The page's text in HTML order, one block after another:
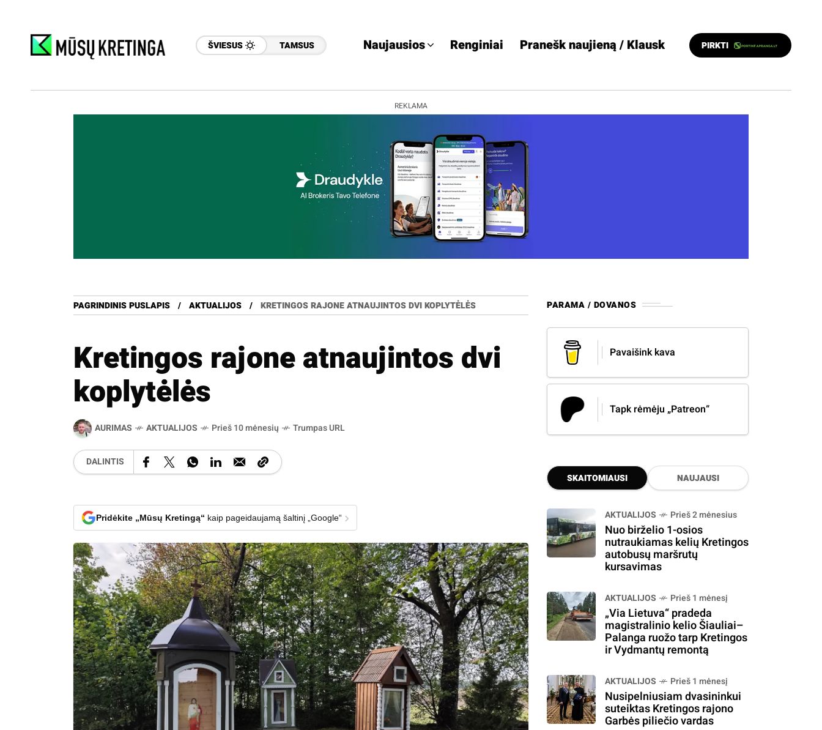
ŠVIESUS TAMSUS Naujausios Renginiai Pranešk naujieną / Klausk PIRKTI
REKLAMA
PAGRINDINIS PUSLAPIS AKTUALIJOS KRETINGOS RAJONE ATNAUJINTOS DVI KOPLYTĖLĖS
Kretingos rajone atnaujintos dvi
koplytėlės
AURIMAS AKTUALIJOS Prieš 10 mėnesių Trumpas URL
DALINTIS
Pridėkite „Mūsų Kretingą“ kaip pageidaujamą šaltinį „Google“ ›
PARAMA / DOVANOS
Pavaišink kava
Tapk rėmėju „Patreon“
SKAITOMIAUSI NAUJAUSI
AKTUALIJOS Prieš 2 mėnesius
Nuo birželio 1-osios
nutraukiamas kelių Kretingos
autobusų maršrutų
kursavimas
AKTUALIJOS Prieš 1 mėnesį
„Via Lietuva“ pradeda
magistralinio kelio Šiauliai–
Palanga ruožo tarp Kretingos
ir Vydmantų remontą
AKTUALIJOS Prieš 1 mėnesį
Nusipelniusiam dvasininkui
suteiktas Kretingos rajono
Garbės piliečio vardas